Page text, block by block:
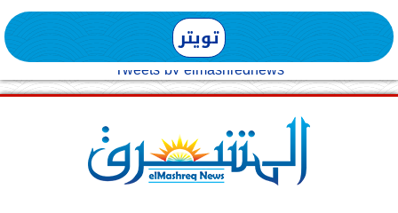
تويتر
Tweets by elmashreqnews